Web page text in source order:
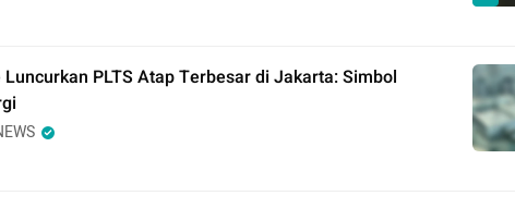
PLTS Atap Terbesar di Jakarta: Simbol